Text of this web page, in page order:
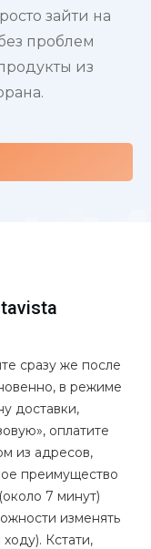
зайти на
проблем
из
сразу же после
в режиме
доставки,
оплатите
из адресов,
преимущество
7 минут)
изменять
Кстати,